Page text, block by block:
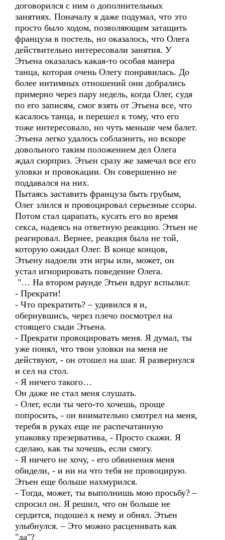
договорился с ним о дополнительных
занятиях. Поначалу я даже подумал, что это
просто было ходом, позволяющим затащить
француза в постель, но оказалось, что Олега
действительно интересовали занятия. У
Этьена оказалась какая-то особая манера
танца, которая очень Олегу понравилась. До
более интимных отношений они добрались
примерно через пару недель, когда Олег, судя
по его записям, смог взять от Этьена все, что
касалось танца, и перешел к тому, что его
тоже интересовало, но чуть меньше чем балет.
Этьена легко удалось соблазнить, но вскоре
довольного таким положением дел Олега
ждал сюрприз. Этьен сразу же замечал все его
уловки и провокации. Он совершенно не
поддавался на них.
Пытаясь заставить француза быть грубым,
Олег злился и провоцировал серьезные ссоры.
Потом стал царапать, кусать его во время
секса, надеясь на ответную реакцию. Этьен не
реагировал. Вернее, реакция была не той,
которую ожидал Олег. В конце концов,
Этьену надоели эти игры или, может, он
устал игнорировать поведение Олега.
"… На втором раунде Этьен вдруг вспылил:
- Прекрати!
- Что прекратить? – удивился я и,
обернувшись, через плечо посмотрел на
стоящего сзади Этьена.
- Прекрати провоцировать меня. Я думал, ты
уже понял, что твои уловки на меня не
действуют, - он отошел на шаг. Я развернулся
и сел на стол.
- Я ничего такого…
Он даже не стал меня слушать.
- Олег, если ты чего-то хочешь, проще
попросить, - он внимательно смотрел на меня,
теребя в руках еще не распечатанную
упаковку презерватива, - Просто скажи. Я
сделаю, как ты хочешь, если смогу.
- Я ничего не хочу, - его обвинения меня
обидели, - и ни на что тебя не провоцирую.
Этьен еще больше нахмурился.
- Тогда, может, ты выполнишь мою просьбу? –
спросил он. Я решил, что он больше не
сердится, подошел к нему и обнял. Этьен
улыбнулся. – Это можно расценивать как
"да"?